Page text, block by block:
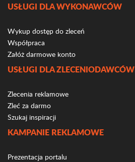
USŁUGI DLA WYKONAWCÓW
Wykup dostęp do zleceń
Współpraca
Załóż darmowe konto
USŁUGI DLA ZLECENIODAWCÓW
Zlecenia reklamowe
Zleć za darmo
Szukaj inspiracji
KAMPANIE REKLAMOWE
Prezentacja portalu